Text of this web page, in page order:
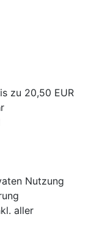
zu 20,50 EUR
Nutzung
aller